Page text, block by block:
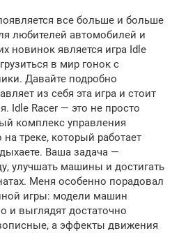
все больше и больше
любителей автомобилей и
новинок является игра Idle
в мир гонок с
Давайте подробно
из себя эта игра и стоит
Idle Racer — это не просто
комплекс управления
треке, который работает
Ваша задача —
улучшать машины и достигать
Меня особенно порадовал
игры: модели машин
и выглядят достаточно
а эффекты движения